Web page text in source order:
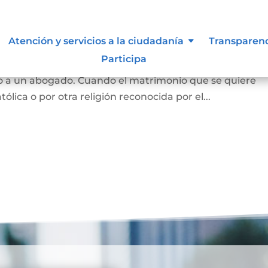
Atención y servicios a la ciudadanía
Participa
puede hace en notaría, siempre que las partes
un abogado. Cuando el matrimonio que se quiere
o por otra religión reconocida por el...